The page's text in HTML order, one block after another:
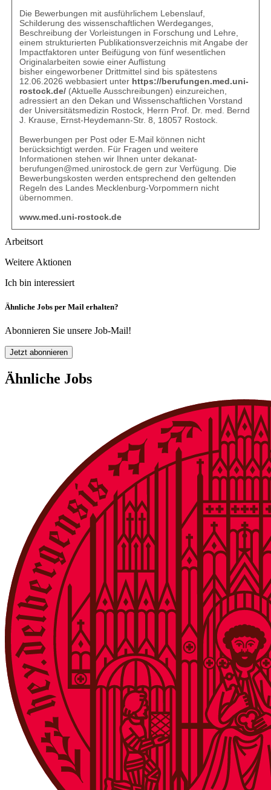
Die Bewerbungen mit ausführlichem Lebenslauf,
Schilderung des wissenschaftlichen Werdeganges,
Beschreibung der Vorleistungen in Forschung und Lehre,
einem strukturierten Publikationsverzeichnis mit Angabe der
Impactfaktoren unter Beifügung von fünf wesentlichen
Originalarbeiten sowie einer Auflistung
bisher eingeworbener Drittmittel sind bis spätestens
12.06.2026 webbasiert unter https://berufungen.med.uni-
rostock.de/ (Aktuelle Ausschreibungen) einzureichen,
adressiert an den Dekan und Wissenschaftlichen Vorstand
der Universitätsmedizin Rostock, Herrn Prof. Dr. med. Bernd
J. Krause, Ernst-Heydemann-Str. 8, 18057 Rostock.
Bewerbungen per Post oder E-Mail können nicht
berücksichtigt werden. Für Fragen und weitere
Informationen stehen wir Ihnen unterdekanat-
berufungen@med.unirostock.de gern zur Verfügung. Die
Bewerbungskosten werden entsprechend den geltenden
Regeln des Landes Mecklenburg-Vorpommern nicht
übernommen.
www.med.uni-rostock.de
Arbeitsort
Weitere Aktionen
Ich bin interessiert
Ähnliche Jobs per Mail erhalten?
Abonnieren Sie unsere Job-Mail!
Jetzt abonnieren
Ähnliche Jobs